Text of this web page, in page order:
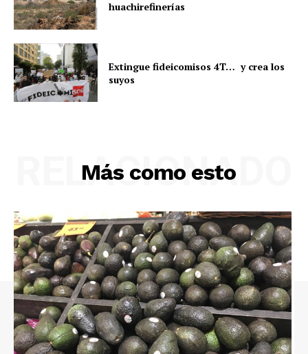
huachirefinerías
Extingue fideicomisos 4T… y crea los
suyos
Más como esto
RELACIONADO